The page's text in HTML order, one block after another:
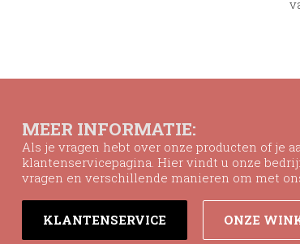
MEER INFORMATIE:
Als je vragen hebt over onze producten of je
klantenservicepagina. Hier vindt u onze
vragen en verschillende manieren om met
KLANTENSERVICE ONZE